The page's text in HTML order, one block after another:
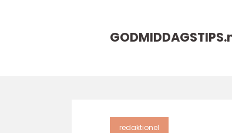
GODMIDDAGSTIPS.
redaktionel